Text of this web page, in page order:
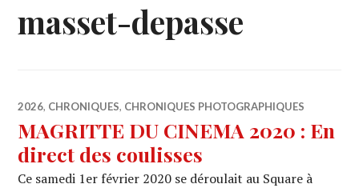
masset-depasse
2026, CHRONIQUES, CHRONIQUES PHOTOGRAPHIQUES
MAGRITTE DU CINEMA 2020 : En
direct des coulisses
Ce samedi 1er février 2020 se déroulait au Square à